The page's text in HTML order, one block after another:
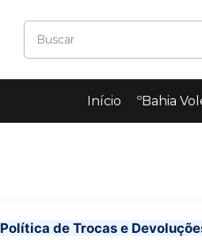
Início ºBahia
Política de Trocas e